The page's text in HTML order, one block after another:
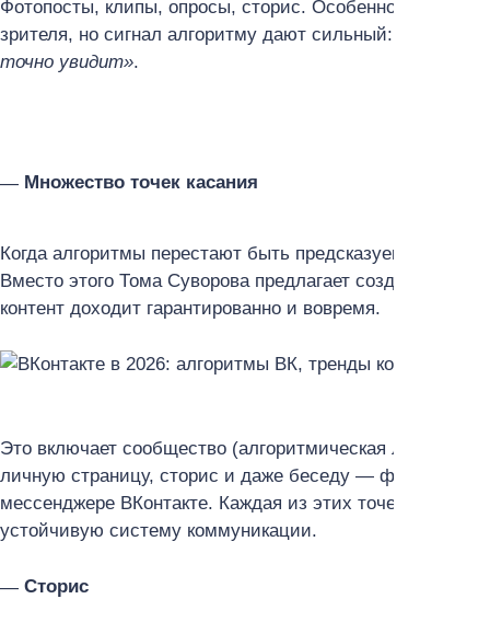
Фотопосты, клипы, опросы, сторис. Особенно важны
зрителя, но сигнал алгоритму дают сильный:
точно увидит».
Множество точек касания
Когда алгоритмы перестают быть предсказуемыми,
Вместо этого Тома Суворова предлагает создавать
контент доходит гарантированно и вовремя.
Это включает сообщество (алгоритмическая лента),
личную страницу, сторис и даже беседу — функцию
мессенджере ВКонтакте. Каждая из этих точек
устойчивую систему коммуникации.
Сторис